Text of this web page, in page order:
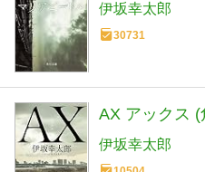
伊坂幸太郎
30731
AX アックス (
伊坂幸太郎